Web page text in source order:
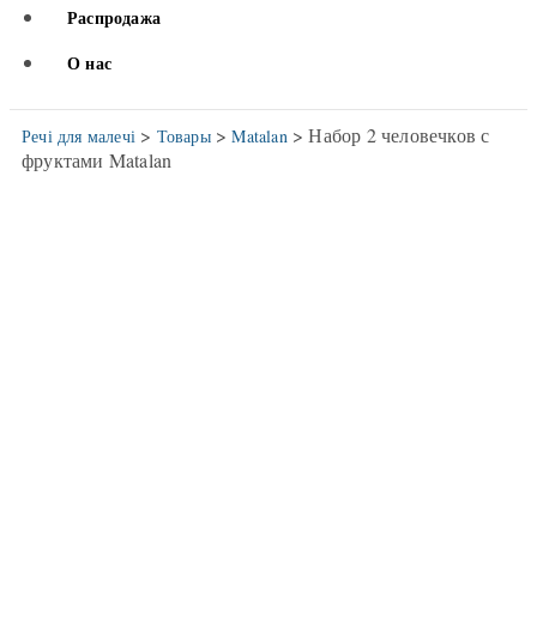
Распродажа
О нас
Речі для малечі > Товары>Matalan > Набор 2 человечков с
фруктами Matalan